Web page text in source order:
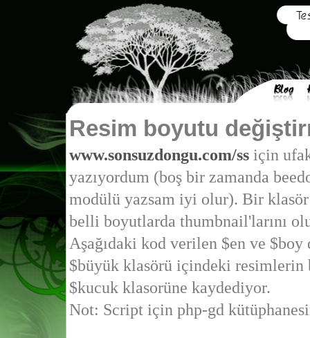
Resim boyutu
www.sonsuzdongu.com/ssiçin
yazıyordum (boş bir zamanda
modülü yazsam iyi olur). Bir
belli boyutlarda thumbnail'larını
Aşağıdaki kod verilen $en ve $boy
$büyük klasörü içindeki resimlerin
$kucuk klasorüne kaydediyor.
Not: Script için php-gd